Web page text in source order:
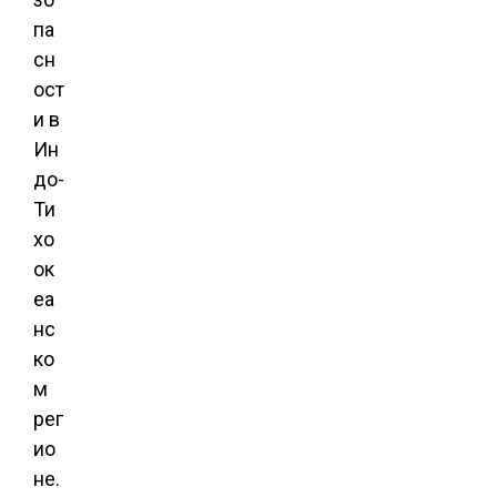
па
сн
ост
и в
Ин
до-
Ти
хо
ок
еа
нс
ко
м
рег
ио
не.